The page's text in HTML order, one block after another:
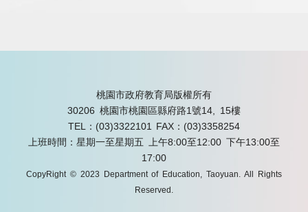
桃園市政府教育局版權所有
30206 桃園市桃園區縣府路1號14, 15樓
TEL：(03)3322101 FAX：(03)3358254
上班時間：星期一至星期五 上午8:00至12:00 下午13:00至
17:00
CopyRight © 2023 Department of Education, Taoyuan. All Rights
Reserved.